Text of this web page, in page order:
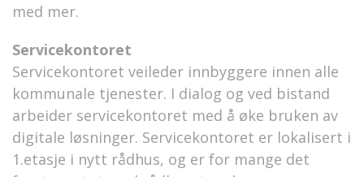
med mer.
Servicekontoret
Servicekontoret veileder innbyggere innen alle
kommunale tjenester. I dialog og ved bistand
arbeider servicekontoret med å øke bruken av
digitale løsninger. Servicekontoret er lokalisert i
1.etasje i nytt rådhus, og er for mange det